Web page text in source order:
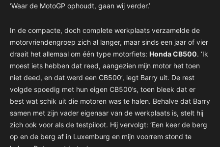
‘Waar de MotoGP ophoudt, gaan wij verder.’
In de compacte, doch complete werkplaats verzamelde de
motorvriendengroep zich al langer, maar sinds een jaar of vier
draait het allemaal om één type motorfiets: Honda CB500. ‘Ik
moest iets hebben dat reed, aangezien mijn motor het toen
niet deed, en dat werd een CB500’, legt Barry uit. De rest
volgde spoedig met hun eigen CB500’s, toen bleek dat er
best wat schik uit die motoren was te halen. Behalve dat Barry
samen met zijn vader eigenaar van de werkplaats is, stelt hij
zich ook voor als de testpiloot. Hij vervolgt: ‘Een keer de berg
op en de berg af in Luxemburg en mijn voorrem stond te